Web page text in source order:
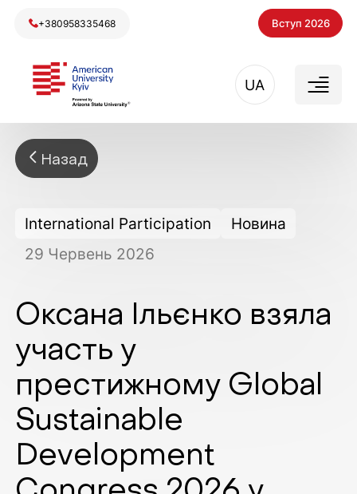
+380958335468 Вступ 2026
UA
Назад
International Participation
Новина
29 Червень 2026
Оксана Ільєнко взяла
участь у
престижному Global
Sustainable
Development